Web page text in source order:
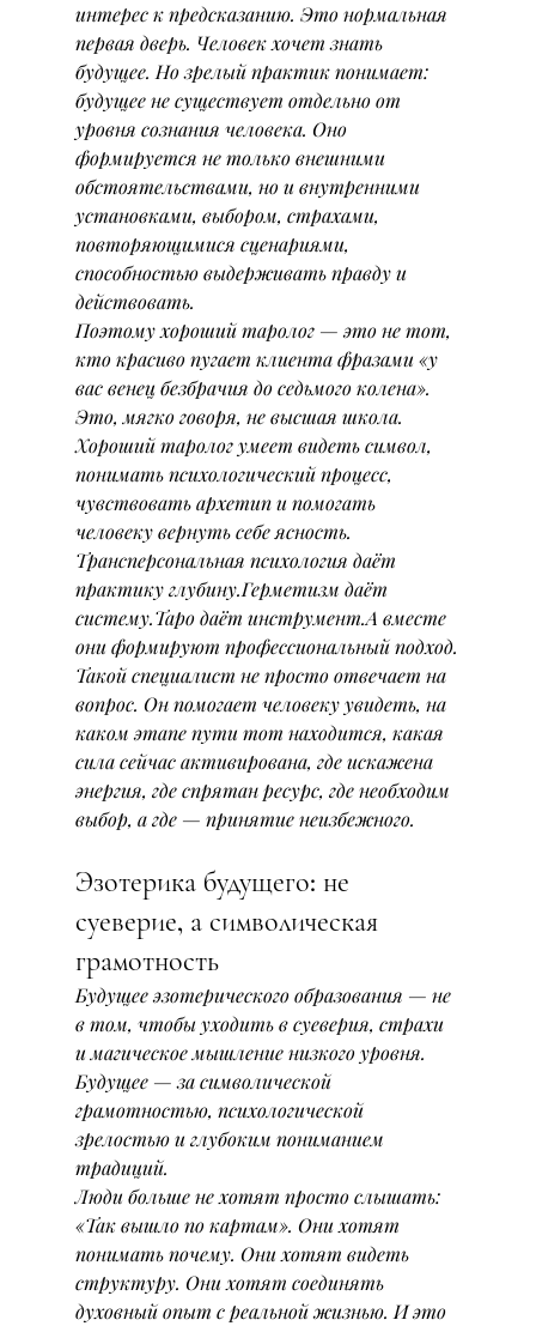
интерес к предсказанию. Это нормальная
первая дверь. Человек хочет знать
будущее. Но зрелый практик понимает:
будущее не существует отдельно от
уровня сознания человека. Оно
формируется не только внешними
обстоятельствами, но и внутренними
установками, выбором, страхами,
повторяющимися сценариями,
способностью выдерживать правду и
действовать.
Поэтому хороший таролог — это не тот,
кто красиво пугает клиента фразами «у
вас венец безбрачия до седьмого колена».
Это, мягко говоря, не высшая школа.
Хороший таролог умеет видеть символ,
понимать психологический процесс,
чувствовать архетип и помогать
человеку вернуть себе ясность.
Трансперсональная психология даёт
практику глубину.Герметизм даёт
систему.Таро даёт инструмент.А вместе
они формируют профессиональный подход.
Такой специалист не просто отвечает на
вопрос. Он помогает человеку увидеть, на
каком этапе пути тот находится, какая
сила сейчас активирована, где искажена
энергия, где спрятан ресурс, где необходим
выбор, а где — принятие неизбежного.
Эзотерика будущего: не
суеверие, а символическая
грамотность
Будущее эзотерического образования — не
в том, чтобы уходить в суеверия, страхи
и магическое мышление низкого уровня.
Будущее — за символической
грамотностью, психологической
зрелостью и глубоким пониманием
традиций.
Люди больше не хотят просто слышать:
«Так вышло по картам». Они хотят
понимать почему. Они хотят видеть
структуру. Они хотят соединять
духовный опыт с реальной жизнью. И это